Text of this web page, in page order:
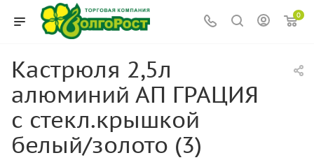
0
Кастрюля 2,5л
алюминий АП ГРАЦИЯ
с стекл.крышкой
белый/золото (3)